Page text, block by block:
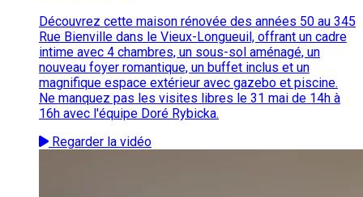
Découvrez cette maison rénovée des années 50 au 345
Rue Bienville dans le Vieux-Longueuil, offrant un cadre
intime avec 4 chambres, un sous-sol aménagé, un
nouveau foyer romantique, un buffet inclus et un
magnifique espace extérieur avec gazebo et piscine.
Ne manquez pas les visites libres le 31 mai de 14h à
16h avec l'équipe Doré Rybicka.
Regarder la vidéo